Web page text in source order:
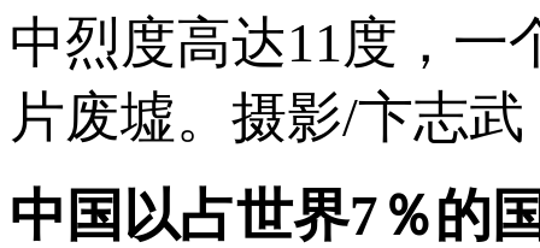
中烈度高达11度，一
片废墟。摄影/卞志武
中国以占世界7％的